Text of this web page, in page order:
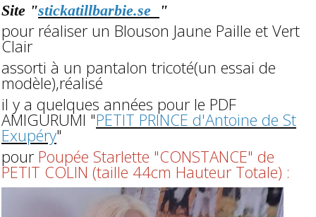
Site "stickatillbarbie.se "
pour réaliser un Blouson Jaune Paille et Vert
Clair
assorti à un pantalon tricoté(un essai de
modèle),réalisé
il y a quelques années pour le PDF
AMIGURUMI "PETIT PRINCE d'Antoine de St
Exupéry"
pour Poupée Starlette "CONSTANCE" de
PETIT COLIN (taille 44cm Hauteur Totale) :